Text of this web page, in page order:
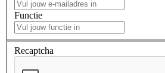
Functie
Recaptcha